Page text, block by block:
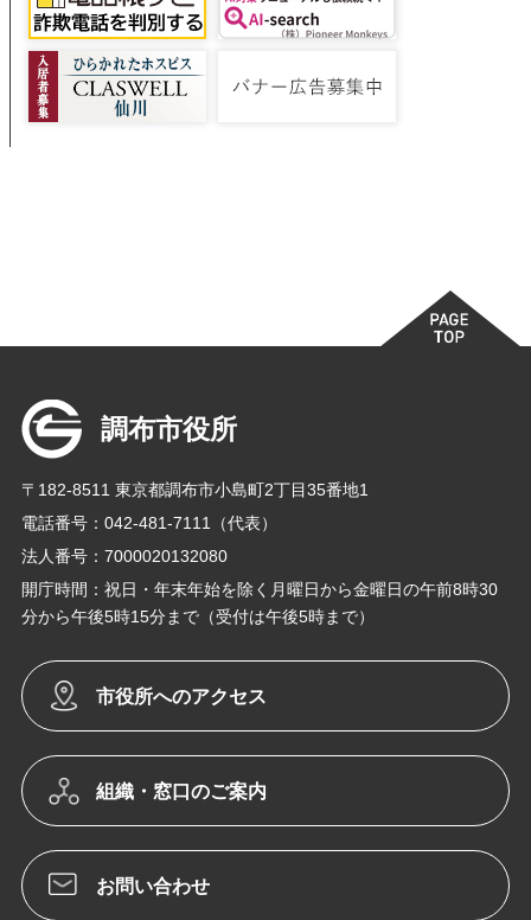
調布市役所
〒182-8511 東京都調布市小島町2丁目35番地1
電話番号：042-481-7111（代表）
法人番号：7000020132080
開庁時間：祝日・年末年始を除く月曜日から金曜日の午前8時30
分から午後5時15分まで（受付は午後5時まで）
市役所へのアクセス
組織・窓口のご案内
お問い合わせ